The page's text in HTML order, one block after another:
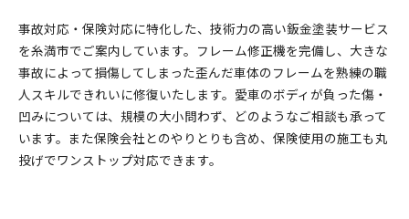
事故対応・保険対応に特化した、技術力の高い鈑金塗装サービス
を糸満市でご案内しています。フレーム修正機を完備し、大きな
事故によって損傷してしまった歪んだ車体のフレームを熟練の職
人スキルできれいに修復いたします。愛車のボディが負った傷・
凹みについては、規模の大小問わず、どのようなご相談も承って
います。また保険会社とのやりとりも含め、保険使用の施工も丸
投げでワンストップ対応できます。